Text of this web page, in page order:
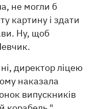
не могли б
картину і здати
Ну, щоб
директор ліцею
наказала
випускників